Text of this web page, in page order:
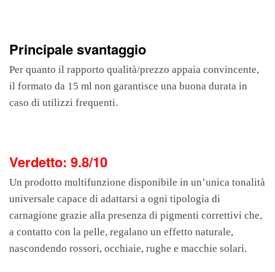
Principale svantaggio
Per quanto il rapporto qualità/prezzo appaia convincente,
il formato da 15 ml non garantisce una buona durata in
caso di utilizzi frequenti.
Verdetto: 9.8/10
Un prodotto multifunzione disponibile in un’unica tonalità
universale capace di adattarsi a ogni tipologia di
carnagione grazie alla presenza di pigmenti correttivi che,
a contatto con la pelle, regalano un effetto naturale,
nascondendo rossori, occhiaie, rughe e macchie solari.